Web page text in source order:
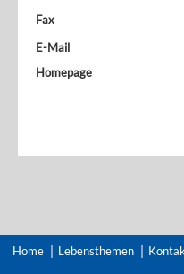
Fax
E-Mail
Homepage
Home Lebensthemen